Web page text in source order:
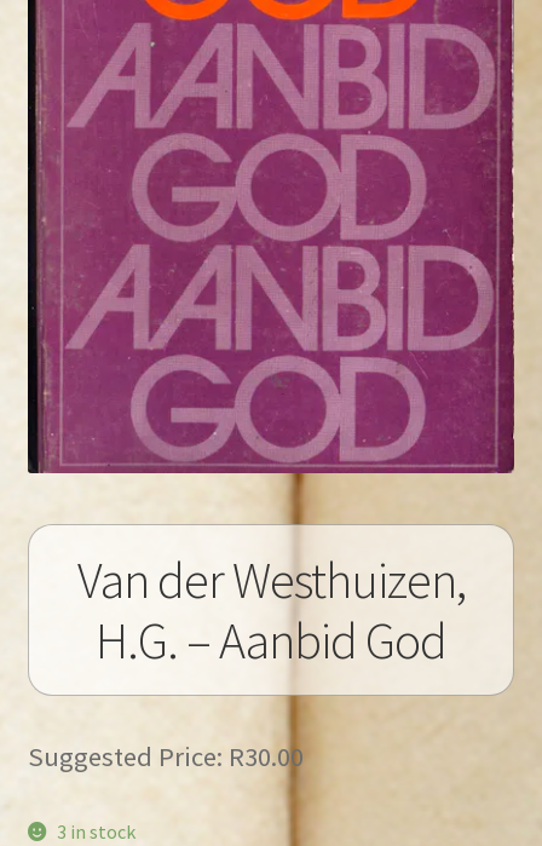
Van der Westhuizen,
H.G. – Aanbid God
Suggested Price: R30.00
3 in stock